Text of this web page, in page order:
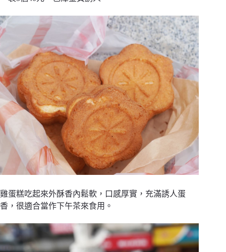
雞蛋糕吃起來外酥香內鬆軟，口感厚實，充滿誘人蛋
香，很適合當作下午茶來食用。